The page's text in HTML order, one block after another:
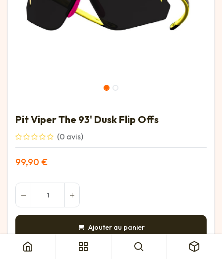
Pit Viper The 93' Dusk Flip Offs
(0 avis)
99,90 €
Ajouter au panier